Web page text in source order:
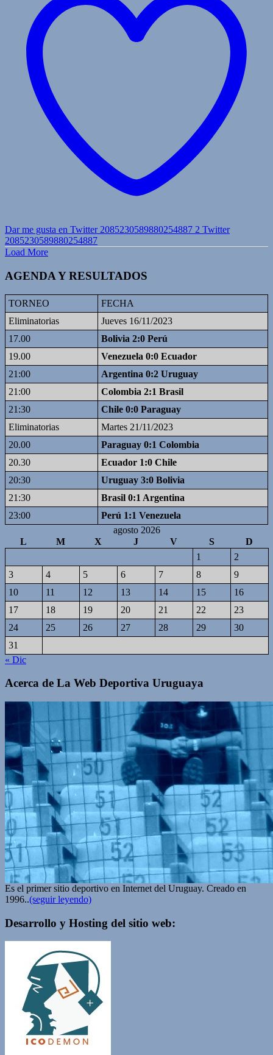
Dar me gusta en Twitter 2085230589880254887 2 Twitter
2085230589880254887
Load More
AGENDA Y RESULTADOS
TORNEO
FECHA
Eliminatorias
Jueves 16/11/2023
17.00
Bolivia 2:0 Perú
19.00
Venezuela 0:0 Ecuador
21:00
Argentina 0:2 Uruguay
21:00
Colombia 2:1 Brasil
21:30
Chile 0:0 Paraguay
Eliminatorias
Martes 21/11/2023
20.00
Paraguay 0:1 Colombia
20.30
Ecuador 1:0 Chile
20:30
Uruguay 3:0 Bolivia
21:30
Brasil 0:1 Argentina
23:00
Perú 1:1 Venezuela
agosto 2026
L
M X J V S
D
1
2
3
4 5 6 7 8
9
10
11 12 13 14 15
16
17
18 19 20 21 22
23
24
25 26 27 28 29
30
31
« Dic
Acerca de La Web Deportiva Uruguaya
Es el primer sitio deportivo en Internet del Uruguay. Creado en
1996..(seguir leyendo)
Desarrollo y Hosting del sitio web: